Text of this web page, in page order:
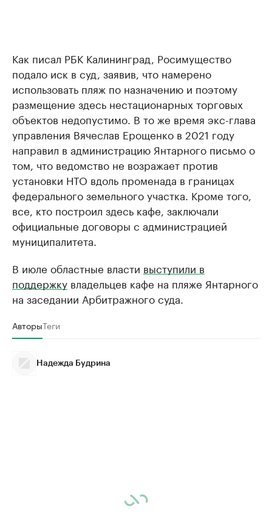
Как писал РБК Калининград, Росимущество
подало иск в суд, заявив, что намерено
использовать пляж по назначению и поэтому
размещение здесь нестационарных торговых
объектов недопустимо. В то же время экс-глава
управления Вячеслав Ерощенко в 2021 году
направил в администрацию Янтарного письмо о
том, что ведомство не возражает против
установки НТО вдоль променада в границах
федерального земельного участка. Кроме того,
все, кто построил здесь кафе, заключали
официальные договоры с администрацией
муниципалитета.
В июле областные власти выступили в
поддержку владельцев кафе на пляже Янтарного
на заседании Арбитражного суда.
АвторыТеги
Надежда Будрина